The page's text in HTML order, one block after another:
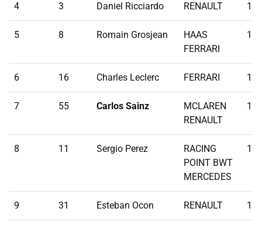
4 3 Daniel Ricciardo RENAULT
5 8 Romain Grosjean
HAAS
FERRARI
6 16 Charles Leclerc FERRARI
7 55 Carlos Sainz
MCLAREN
RENAULT
8 11 Sergio Perez
RACING
POINT BWT
MERCEDES
9 31 Esteban Ocon RENAULT